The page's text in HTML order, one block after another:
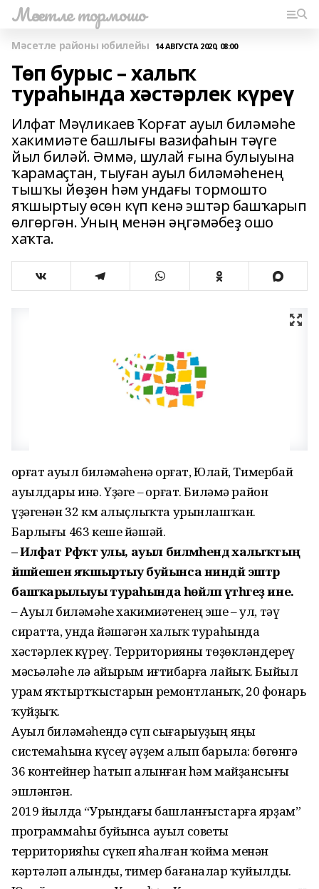
Мәсетле тормошо
Мәсетле районы юбилейы 14 АВГУСТА 2020, 08:00
Төп бурыс – халыҡ
тураһында хәстәрлек күреү
Илфат Мәүликаев Ҡорғат ауыл биләмәһе
хакимиәте башлығы вазифаһын тәүге
йыл биләй. Әммә, шулай ғына булыуына
ҡарамаҫтан, тыуған ауыл биләмәһенең
тышҡы йөҙөн һәм ундағы тормошто
яҡшыртыу өсөн күп кенә эштәр башҡарып
өлгөргән. Уның менән әңгәмәбеҙ ошо
хаҡта.
Ҡорғат ауыл биләмәһенә Ҡорғат, Юлай, Тимербай
ауылдары инә. Үҙәге – Ҡорғат. Биләмә район
үҙәгенән 32 км алыҫлыҡта урынлашҡан.
Барлығы 463 кеше йәшәй.
– Илфат Рәфҡәт улы, ауыл биләмәһендә халыҡтың
йәшәйешен яҡшыртыу буйынса ниндәй эштәр
башҡарылыуы тураһында һөйләп үтһәгеҙ ине.
– Ауыл биләмәһе хакимиәтенең эше – ул, тәү
сиратта, унда йәшәгән халыҡ тураһында
хәстәрлек күреү. Территорияны төҙөкләндереү
мәсьәләһе лә айырым иғтибарға лайыҡ. Быйыл
урам яҡтыртҡыстарын ремонтланыҡ, 20 фонарь
ҡуйҙыҡ.
Ауыл биләмәһендә сүп сығарыуҙың яңы
системаһына күсеү әүҙем алып барыла: бөгөнгә
36 контейнер һатып алынған һәм майҙансығы
эшләнгән.
2019 йылда “Урындағы башланғыстарға ярҙам”
программаһы буйынса ауыл советы
территорияһы сүкеп яһалған ҡойма менән
кәртәләп алынды, тимер бағаналар ҡуйылды.